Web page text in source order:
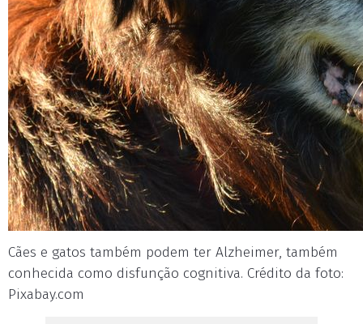
Cães e gatos também podem ter Alzheimer, também
conhecida como disfunção cognitiva. Crédito da foto:
Pixabay.com